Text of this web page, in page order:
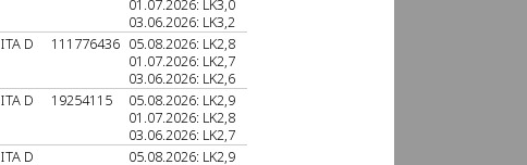
01.07.2026: LK3,0
03.06.2026: LK3,2
ITA D 111776436 05.08.2026: LK2,8
01.07.2026: LK2,7
03.06.2026: LK2,6
ITA D 19254115
05.08.2026: LK2,9
01.07.2026: LK2,8
03.06.2026: LK2,7
ITA D
05.08.2026: LK2,9